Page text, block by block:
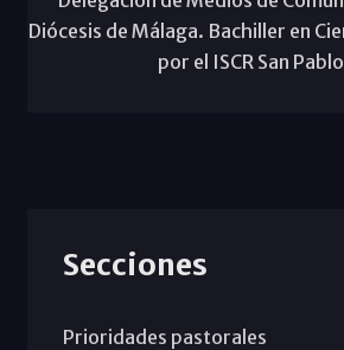
Diócesis de Málaga. Bachiller en
por el ISCR San
Secciones
Prioridades pastorales